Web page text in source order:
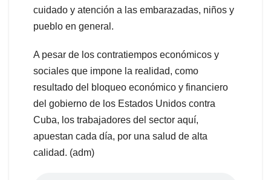
cuidado y atención a las embarazadas, niños y
pueblo en general.
A pesar de los contratiempos económicos y
sociales que impone la realidad, como
resultado del bloqueo económico y financiero
del gobierno de los Estados Unidos contra
Cuba, los trabajadores del sector aquí,
apuestan cada día, por una salud de alta
calidad. (adm)